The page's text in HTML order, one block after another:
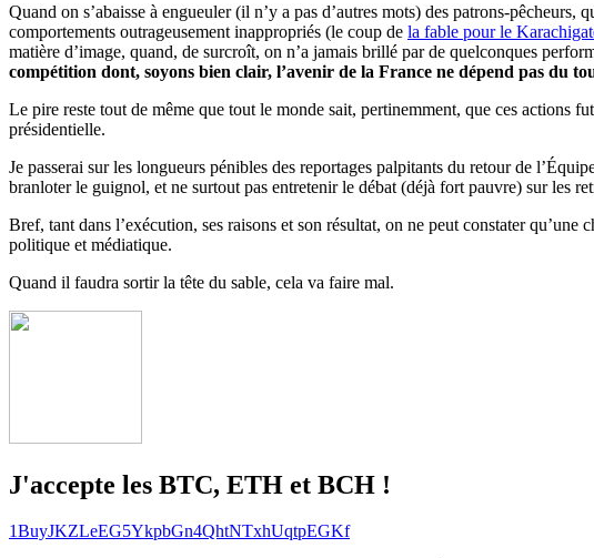
Quand on s’abaisse à engueuler (il n’y a pas d’autres mots) des patrons-pêcheurs,
comportements outrageusement inappropriés (le coup de la fable pour le
matière d’image, quand, de surcroît, on n’a jamais brillé par de quelconques
compétition dont, soyons bien clair, l’avenir de la France ne dépend pas du
Le pire reste tout de même que tout le monde sait, pertinemment, que ces actions
présidentielle.
Je passerai sur les longueurs pénibles des reportages palpitants du retour de
branloter le guignol, et ne surtout pas entretenir le débat (déjà fort pauvre) sur les
Bref, tant dans l’exécution, ses raisons et son résultat, on ne peut constater
politique et médiatique.
Quand il faudra sortir la tête du sable, cela va faire mal.
J'accepte les BTC, ETH et BCH !
1BuyJKZLeEG5YkpbGn4QhtNTxhUqtpEGKf